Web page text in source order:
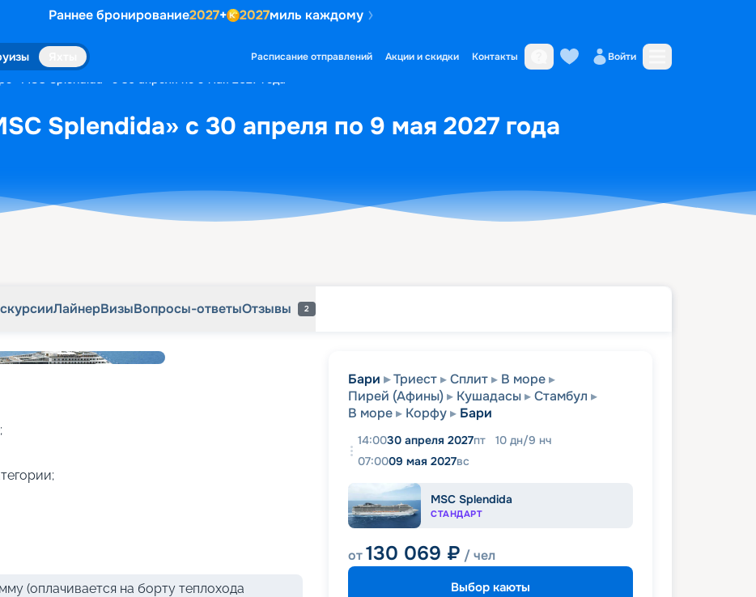
Раннее бронирование2027+ 2027миль каждому
Расписание отправлений Акции и скидки Контакты Войти
«MSC Splendida» с 30 апреля по 9 мая 2027 года
Splendida» с 30 апреля по 9 мая 2027 года
ЛайнерВизыВопросы-ответыОтзывы 2
(оплачивается на борту теплохода
Бари Триест Сплит
В море
Пирей (Афины)
Кушадасы
Стамбул
В море
Корфу Бари
14:0030 апреля 2027пт 10 дн/9 нч
07:0009 мая 2027вс
MSC Splendida
СТАНДАРТ
от130 069 ₽ / чел
Выбор каюты